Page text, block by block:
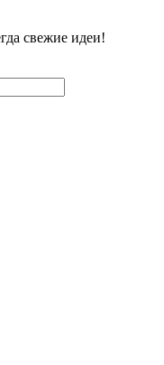
свежие идеи!